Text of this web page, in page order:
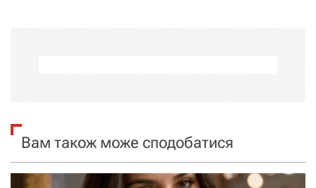
а
ц
і
я
з
Вам також може сподобатися